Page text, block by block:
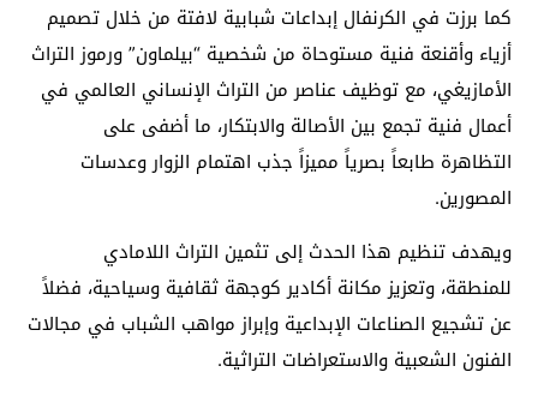
كما برزت في الكرنفال إبداعات شبابية لافتة من خلال تصميم
أزياء وأقنعة فنية مستوحاة من شخصية “بيلماون” ورموز التراث
الأمازيغي، مع توظيف عناصر من التراث الإنساني العالمي في
أعمال فنية تجمع بين الأصالة والابتكار، ما أضفى على
التظاهرة طابعاً بصرياً مميزاً جذب اهتمام الزوار وعدسات
المصورين.
ويهدف تنظيم هذا الحدث إلى تثمين التراث اللامادي
للمنطقة، وتعزيز مكانة أكادير كوجهة ثقافية وسياحية، فضلاً
عن تشجيع الصناعات الإبداعية وإبراز مواهب الشباب في مجالات
الفنون الشعبية والاستعراضات التراثية.